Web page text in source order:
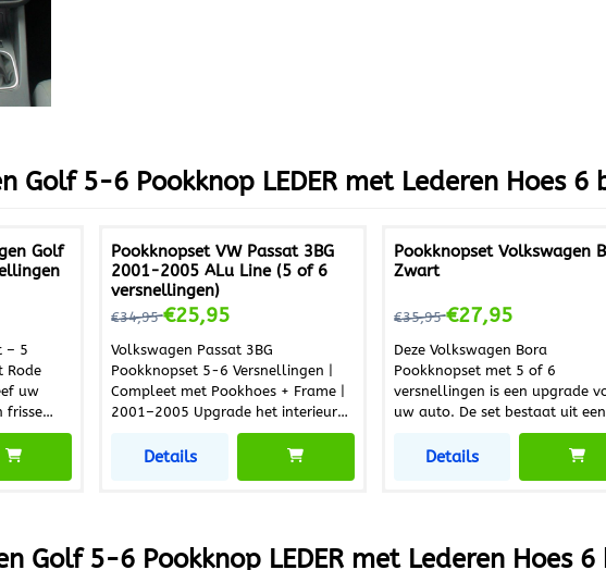
Golf 5-6 Pookknop LEDER met Lederen Hoes 6
Golf
– 5
Rode
frisse
bestaat
uw
Pookknopset VW Passat 3BG
2001-2005 ALu Line (5 of 6
versnellingen)
Van 34,95 voor 25,95
€34,95€25,95
Volkswagen Passat 3BG
Pookknopset 5-6 Versnellingen |
Compleet met Pookhoes + Frame |
2001–2005 Upgrade het interieur
van uw Volkswagen Passat 3BG
met deze hoogwaardige
om een beschadigde of versleten
Details
Pookknopset Volkswagen
Zwart
Van 35,95 voor 27,95
€35,95€27,95
Deze Volkswagen Bora
Pookknopset met 5 of 6
versnellingen is een upgrade
uw auto. De set bestaat uit een
pookknop en een pookhoes.
Makkelijk te monteren, de
beschadigd of lelijk geworden
Details
Golf 5-6 Pookknop LEDER met Lederen Hoes 6